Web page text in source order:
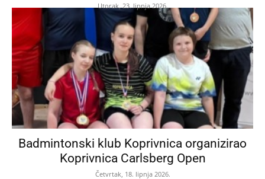
Utorak, 23. lipnja 2026.
Badmintonski klub Koprivnica organizirao
Koprivnica Carlsberg Open
Četvrtak, 18. lipnja 2026.